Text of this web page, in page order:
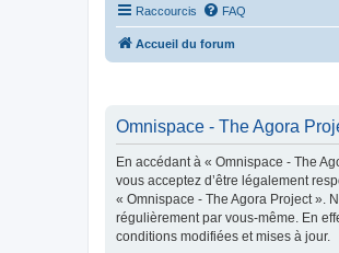
Raccourcis FAQ
Accueil du forum
Omnispace - The Agora
En accédant à « Omnispace - The
vous acceptez d’être légalement
« Omnispace - The Agora Project ».
régulièrement par vous-même. En
conditions modifiées et mises à jour.